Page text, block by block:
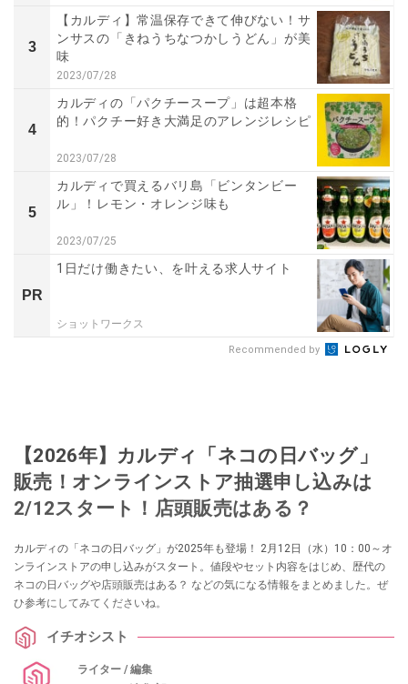
3
【カルディ】常温保存できて伸びない！サ
ンサスの「きねうちなつかしうどん」が美
味
2023/07/28
4
カルディの「パクチースープ」は超本格
的！パクチー好き大満足のアレンジレシピ
2023/07/28
5
カルディで買えるバリ島「ビンタンビー
ル」！レモン・オレンジ味も
2023/07/25
PR
1日だけ働きたい、を叶える求人サイト
ショットワークス
Recommended by
【2026年】カルディ「ネコの日バッグ」
販売！オンラインストア抽選申し込みは
2/12スタート！店頭販売はある？
カルディの「ネコの日バッグ」が2025年も登場！ 2月12日（水）10：00～オ
ンラインストアの申し込みがスタート。値段やセット内容をはじめ、歴代の
ネコの日バッグや店頭販売はある？ などの気になる情報をまとめました。ぜ
ひ参考にしてみてくださいね。
イチオシスト
ライター / 編集